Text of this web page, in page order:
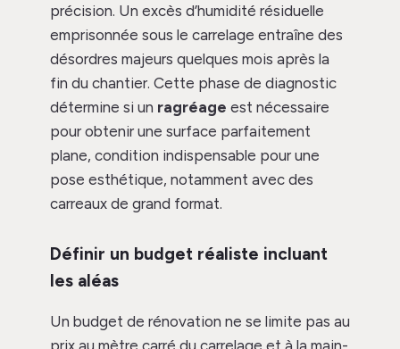
précision. Un excès d’humidité résiduelle
emprisonnée sous le carrelage entraîne des
désordres majeurs quelques mois après la
fin du chantier. Cette phase de diagnostic
détermine si un ragréage est nécessaire
pour obtenir une surface parfaitement
plane, condition indispensable pour une
pose esthétique, notamment avec des
carreaux de grand format.
Définir un budget réaliste incluant
les aléas
Un budget de rénovation ne se limite pas au
prix au mètre carré du carrelage et à la main-